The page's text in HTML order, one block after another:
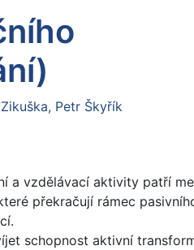
Petr Škyřík
a vzdělávací aktivity patří
překračují rámec
schopnost aktivní